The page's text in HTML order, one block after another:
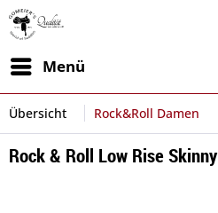
Menü
Übersicht Rock&Roll Damen
Rock & Roll Low Rise Skinny